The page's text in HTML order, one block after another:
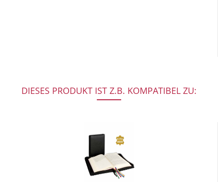
DIESES PRODUKT IST Z.B. KOMPATIBEL ZU: